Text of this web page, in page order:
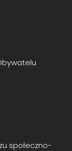
społeczno-